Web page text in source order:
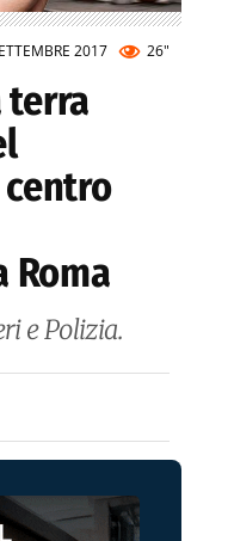
2017 26"
terra
Roma
e Polizia.